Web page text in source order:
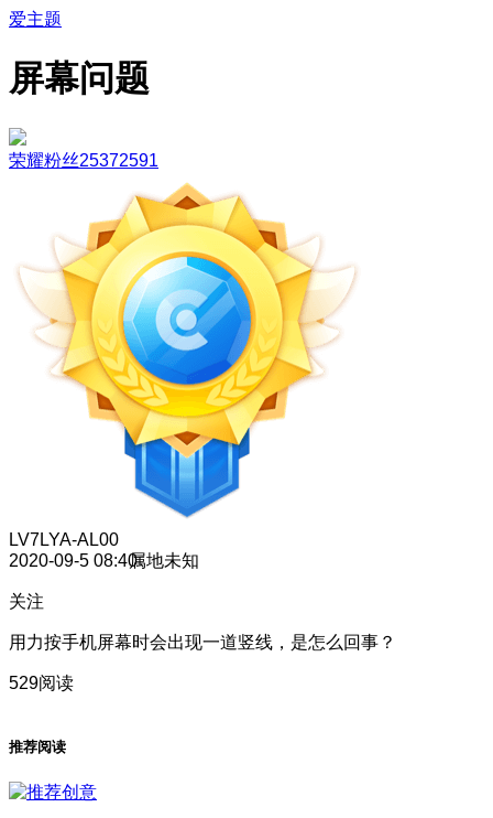
爱主题
屏幕问题
荣耀粉丝25372591
LV7LYA-AL00
2020-09-5 08:40属地未知
关注
用力按手机屏幕时会出现一道竖线，是怎么回事？
529阅读
推荐阅读